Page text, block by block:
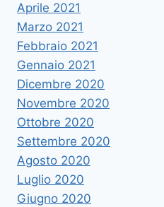
Aprile 2021
Marzo 2021
Febbraio 2021
Gennaio 2021
Dicembre 2020
Novembre 2020
Ottobre 2020
Settembre 2020
Agosto 2020
Luglio 2020
Giugno 2020